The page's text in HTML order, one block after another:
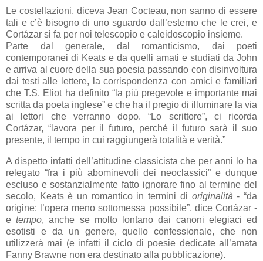
Le costellazioni, diceva Jean Cocteau, non sanno di essere
tali e c’è bisogno di uno sguardo dall’esterno che le crei, e
Cortázar si fa per noi telescopio e caleidoscopio insieme.
Parte dal generale, dal romanticismo, dai poeti
contemporanei di Keats e da quelli amati e studiati da John
e arriva al cuore della sua poesia passando con disinvoltura
dai testi alle lettere, la corrispondenza con amici e familiari
che T.S. Eliot ha definito “la più pregevole e importante mai
scritta da poeta inglese” e che ha il pregio di illuminare la via
ai lettori che verranno dopo. “Lo scrittore”, ci ricorda
Cortázar, “lavora per il futuro, perché il futuro sarà il suo
presente, il tempo in cui raggiungerà totalità e verità.”
A dispetto infatti dell’attitudine classicista che per anni lo ha
relegato “fra i più abominevoli dei neoclassici” e dunque
escluso e sostanzialmente fatto ignorare fino al termine del
secolo, Keats è un romantico in termini di originalità- “da
origine: l’opera meno sottomessa possibile”, dice Cortázar -
etempo, anche se molto lontano dai canoni elegiaci ed
esotisti e da un genere, quello confessionale, che non
utilizzerà mai (e infatti il ciclo di poesie dedicate all’amata
Fanny Brawne non era destinato alla pubblicazione).